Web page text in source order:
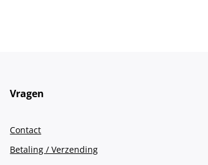
Vragen
Contact
Betaling / Verzending